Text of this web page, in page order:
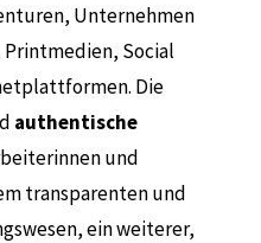
Unternehmen
Social
Die
authentische
und
transparenten und
ein weiterer,